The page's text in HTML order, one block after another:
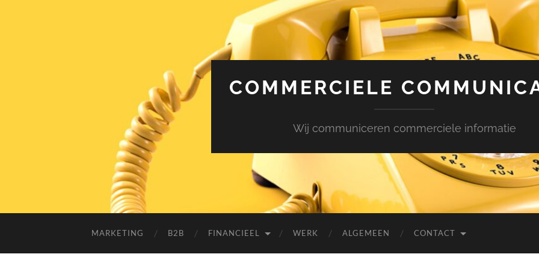
COMMERCIELE
Wij communiceren commerciele informatie
MARKETING B2B FINANCIEEL WERK ALGEMEEN CONTACT